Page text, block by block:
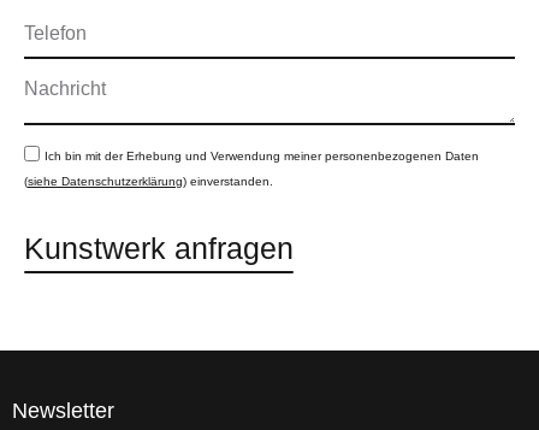
Ich bin mit der Erhebung und Verwendung meiner personenbezogenen Daten
(siehe Datenschutzerklärung) einverstanden.
Kunstwerk anfragen
Newsletter